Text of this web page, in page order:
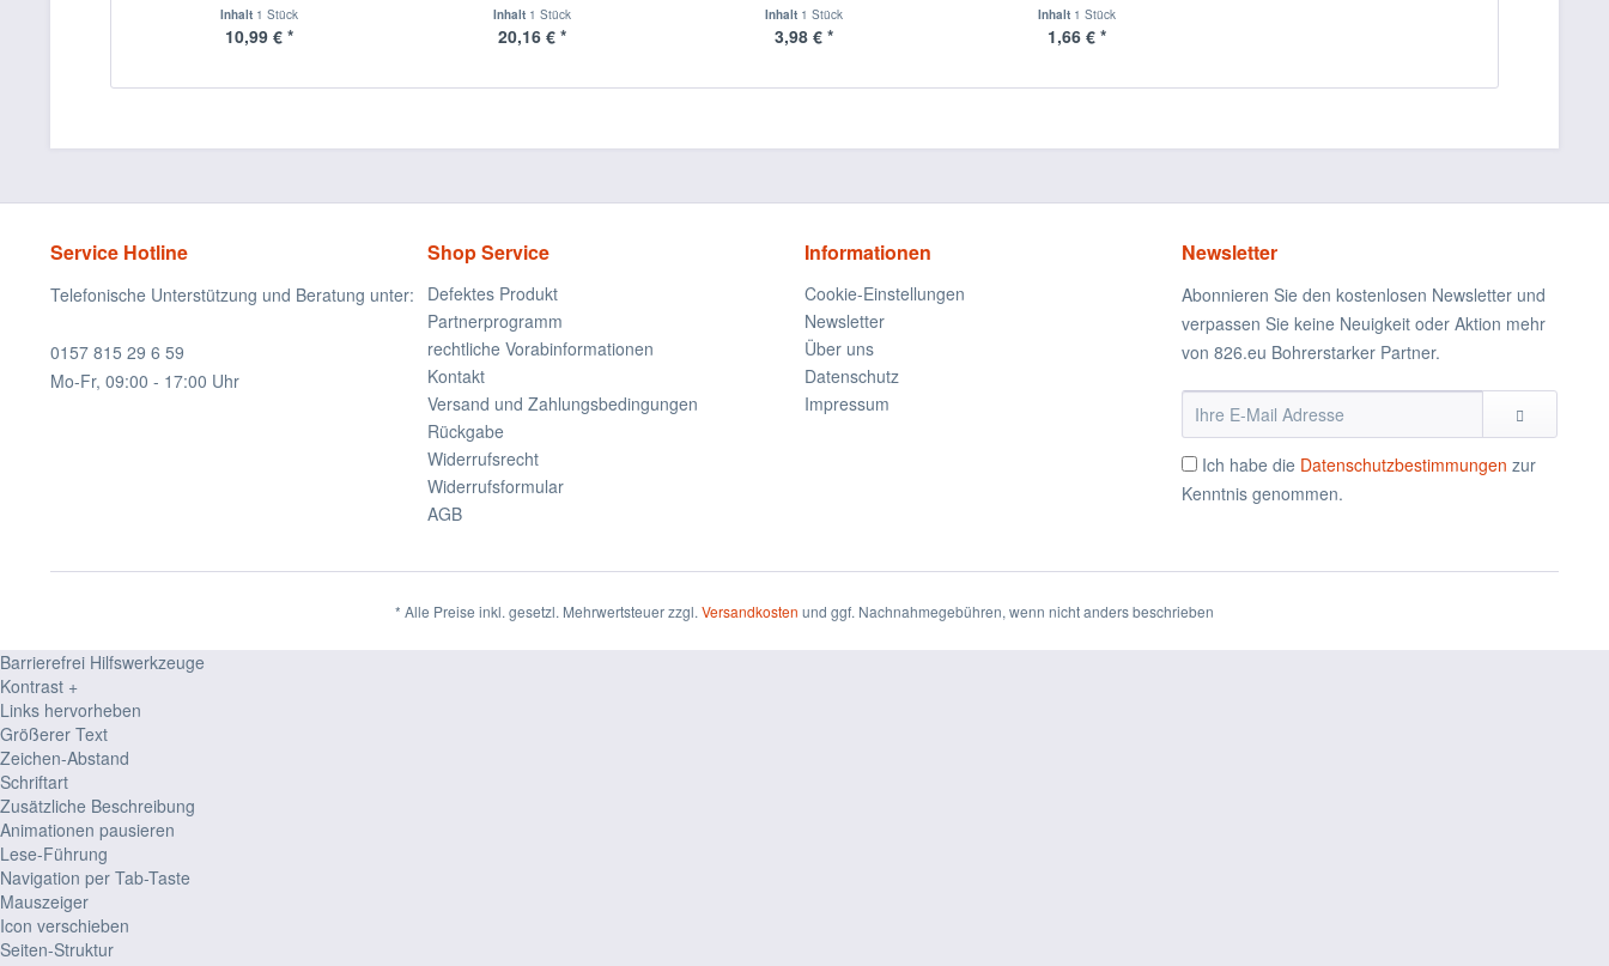
Inhalt 1 Stück
10,99 € *
Inhalt 1 Stück
20,16 € *
Inhalt 1 Stück
3,98 € *
Inhalt 1 Stück
1,66 € *
Service Hotline
Telefonische Unterstützung und Beratung unter:
0157 815 29 6 59
Mo-Fr, 09:00 - 17:00 Uhr
Shop Service
Defektes Produkt
Partnerprogramm
rechtliche Vorabinformationen
Kontakt
Versand und Zahlungsbedingungen
Rückgabe
Widerrufsrecht
Widerrufsformular
AGB
Informationen
Cookie-Einstellungen
Newsletter
Über uns
Datenschutz
Impressum
Newsletter
Abonnieren Sie den kostenlosen Newsletter und
verpassen Sie keine Neuigkeit oder Aktion mehr
von 826.eu Bohrerstarker Partner.
Ich habe die Datenschutzbestimmungen zur
Kenntnis genommen.
* Alle Preise inkl. gesetzl. Mehrwertsteuer zzgl. Versandkosten und ggf. Nachnahmegebühren, wenn nicht anders beschrieben
Barrierefrei Hilfswerkzeuge
Kontrast +
Links hervorheben
Größerer Text
Zeichen-Abstand
Schriftart
Zusätzliche Beschreibung
Animationen pausieren
Lese-Führung
Navigation per Tab-Taste
Mauszeiger
Icon verschieben
Seiten-Struktur